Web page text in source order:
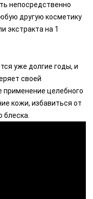
непосредственно
другую косметику
экстракта на 1
уже долгие годы, и
своей
применение целебного
кожи, избавиться от
блеска.